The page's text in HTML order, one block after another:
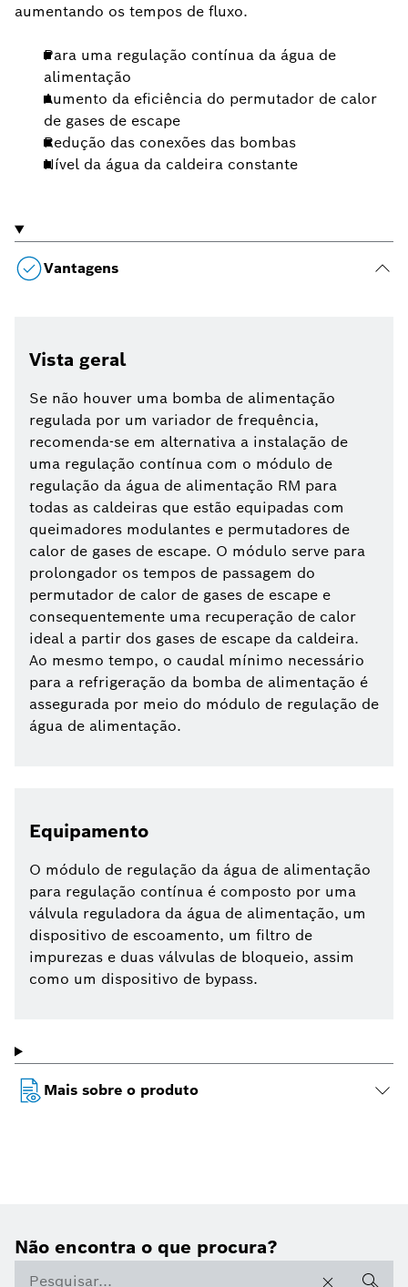
aumentando os tempos de fluxo.
Para uma regulação contínua da água de
alimentação
Aumento da eficiência do permutador de calor
de gases de escape
Redução das conexões das bombas
Nível da água da caldeira constante
Vantagens
Vista geral
Se não houver uma bomba de alimentação
regulada por um variador de frequência,
recomenda-se em alternativa a instalação de
uma regulação contínua com o módulo de
regulação da água de alimentação RM para
todas as caldeiras que estão equipadas com
queimadores modulantes e permutadores de
calor de gases de escape. O módulo serve para
prolongador os tempos de passagem do
permutador de calor de gases de escape e
consequentemente uma recuperação de calor
ideal a partir dos gases de escape da caldeira.
Ao mesmo tempo, o caudal mínimo necessário
para a refrigeração da bomba de alimentação é
assegurada por meio do módulo de regulação de
água de alimentação.
Equipamento
O módulo de regulação da água de alimentação
para regulação contínua é composto por uma
válvula reguladora da água de alimentação, um
dispositivo de escoamento, um filtro de
impurezas e duas válvulas de bloqueio, assim
como um dispositivo de bypass.
Mais sobre o produto
Não encontra o que procura?